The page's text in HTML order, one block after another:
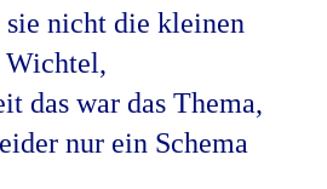
nicht die kleinen
Wichtel,
das war das Thema,
nur ein Schema